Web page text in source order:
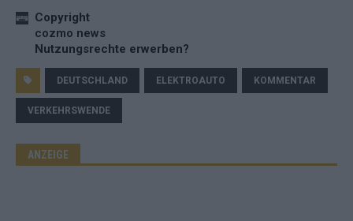
Copyright
cozmo news
Nutzungsrechte erwerben?
DEUTSCHLAND ELEKTROAUTO KOMMENTAR
VERKEHRSWENDE
ANZEIGE